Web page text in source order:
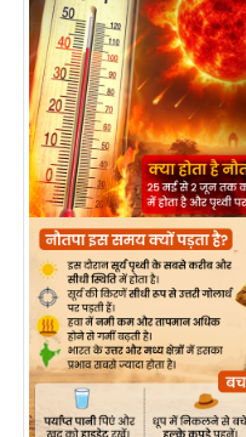
n
d
r
o
i
d
A
p
p